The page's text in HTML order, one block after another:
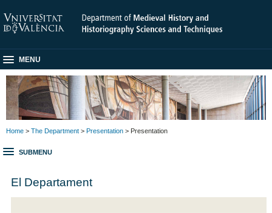
MENU
Home > The Department > Presentation > Presentation
SUBMENU
El Departament